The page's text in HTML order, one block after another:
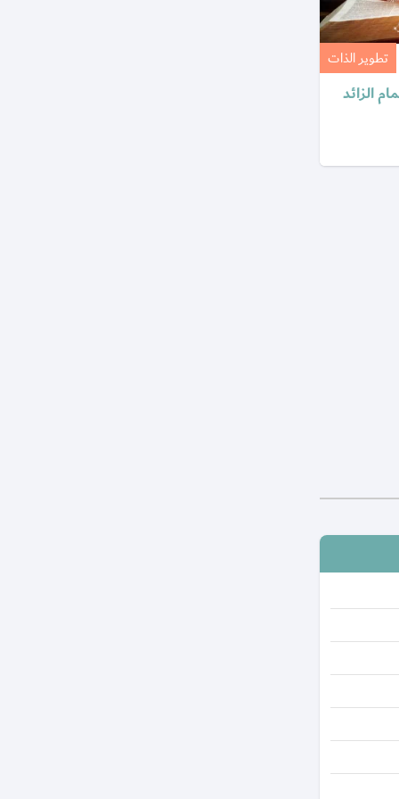
تطوير الذات
الزائد